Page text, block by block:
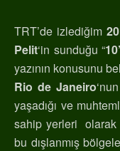
TRT’de izlediğim
Pelit‘in sunduğu “
yazının konusunu
Rio de Janeiro
yaşadığı ve
sahip yerleri olarak
bu dışlanmış